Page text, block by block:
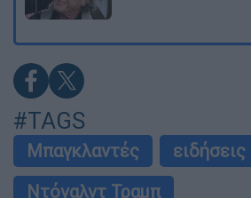
#TAGS
Μπαγκλαντές
Ντόναλντ Τραμπ